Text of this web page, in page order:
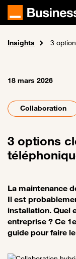
Passer au contenu
Accueil
Actualités
Insights 3
18 mars 2026
Collaboration
3 options
La maintenance
Il est
installation. Quel
entreprise ? Ce
guide pour faire